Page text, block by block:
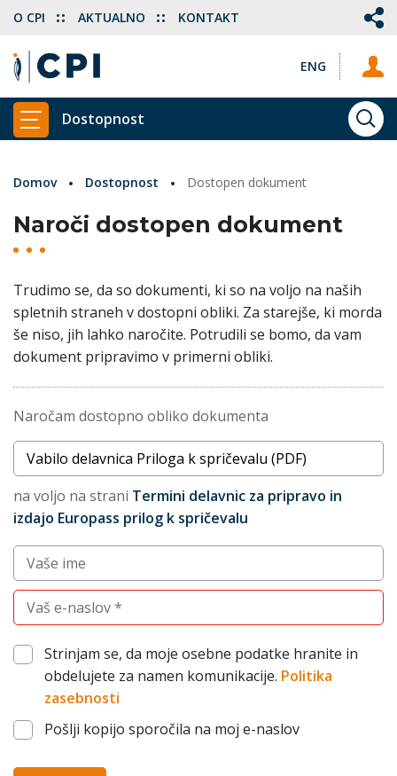
ENG
O CPI AKTUALNO KONTAKT
PRIKAŽI GLAVNI MENI
Dostopnost
Domov Dostopnost Dostopen dokument
Naroči dostopen dokument
Trudimo se, da so dokumenti, ki so na voljo na naših
spletnih straneh v dostopni obliki. Za starejše, ki morda
še niso, jih lahko naročite. Potrudili se bomo, da vam
dokument pripravimo v primerni obliki.
Naročam dostopno obliko dokumenta
Naslov dokumenta
na voljo na strani Termini delavnic za pripravo in
izdajo Europass prilog k spričevalu
Vnesite vaše ime (po želji)
Vnesite vaš elektronski naslov (obvezno)
Strinjam se, da moje osebne podatke hranite in
obdelujete za namen komunikacije. Politika
zasebnosti
Pošlji kopijo sporočila na moj e-naslov